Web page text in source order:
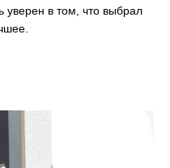
уверен в том, что выбрал